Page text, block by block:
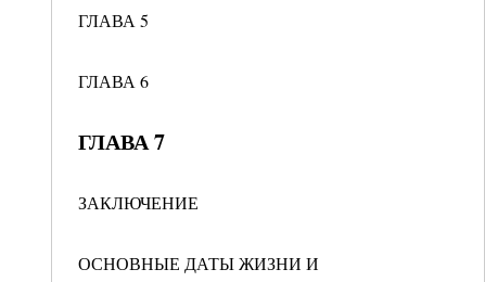
ГЛАВА 5
ГЛАВА 6
ГЛАВА 7
ЗАКЛЮЧЕНИЕ
ОСНОВНЫЕ ДАТЫ ЖИЗНИ И